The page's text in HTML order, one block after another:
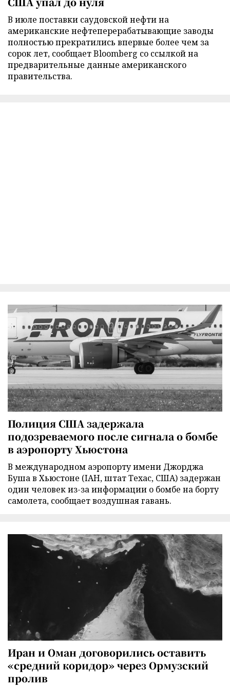
В июле поставки саудовской нефти на
американские нефтеперерабатывающие заводы
полностью прекратились впервые более чем за
сорок лет, сообщает Bloomberg со ссылкой на
предварительные данные американского
правительства.
Полиция США задержала
подозреваемого после сигнала о бомбе
в аэропорту Хьюстона
В международном аэропорту имени Джорджа
Буша в Хьюстоне (IAH, штат Техас, США) задержан
один человек из-за информации о бомбе на борту
самолета, сообщает воздушная гавань.
Иран и Оман договорились оставить
«средний коридор» через Ормузский
пролив